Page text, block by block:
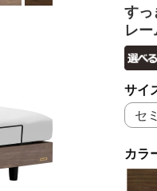
すっ
レ
カラ
サイ